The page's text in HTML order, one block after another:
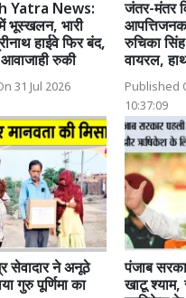
Yatra News:
भूस्खलन, भारी
हाईवे फिर बंद,
आवाजाही रुकी
31 Jul 2026
जंतर-मंतर
आपत्तिजनक
रुचिका सिंह
वायरल,
Published
10:37:09
सेवादार ने अनूठे
गुरु पूर्णिमा का
पंजाब
खाटू